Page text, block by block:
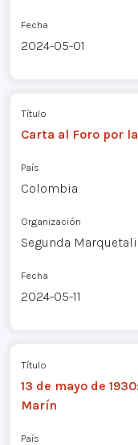
Fecha
2024-05-01
Título
Carta al Foro por
País
Colombia
Organización
Segunda
Fecha
2024-05-11
Título
13 de mayo de
Marín
País